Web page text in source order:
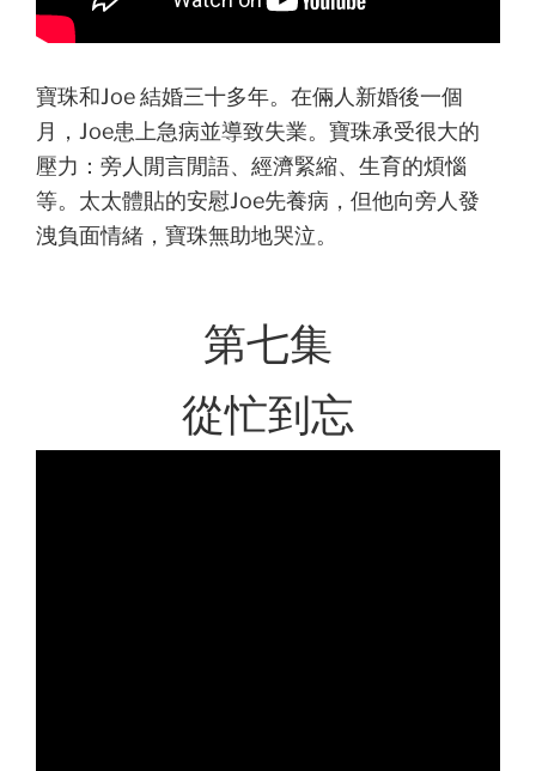
寶珠和Joe 結婚三十多年。在倆人新婚後一個
月，Joe患上急病並導致失業。寶珠承受很大的
壓力：旁人閒言閒語、經濟緊縮、生育的煩惱
等。太太體貼的安慰Joe先養病，但他向旁人發
洩負面情緒，寶珠無助地哭泣。
第七集
從忙到忘